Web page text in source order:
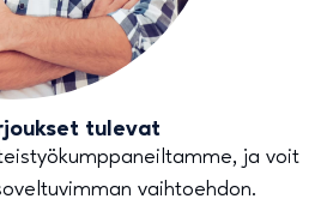
tulevat
ja voit
vaihtoehdon.